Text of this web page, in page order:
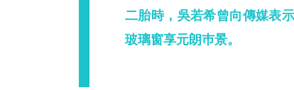
二胎時，吳若希曾向傳媒表
玻璃窗享元朗巿景。